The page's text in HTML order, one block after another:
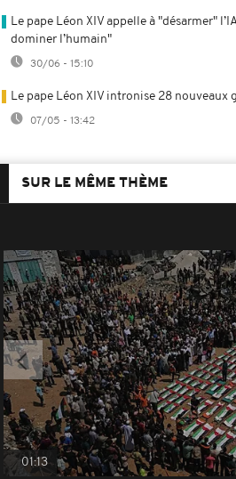
Le pape Léon XIV appelle à "désarmer"
dominer l’humain"
30/06 - 15:10
Le pape Léon XIV intronise 28 nouveaux
07/05 - 13:42
SUR LE MÊME THÈME
01:13